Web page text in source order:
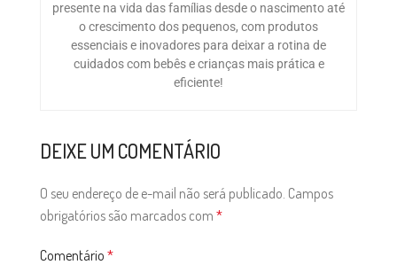
presente na vida das famílias desde o nascimento até
o crescimento dos pequenos, com produtos
essenciais e inovadores para deixar a rotina de
cuidados com bebês e crianças mais prática e
eficiente!
DEIXE UM COMENTÁRIO
O seu endereço de e-mail não será publicado. Campos
obrigatórios são marcados com *
Comentário *